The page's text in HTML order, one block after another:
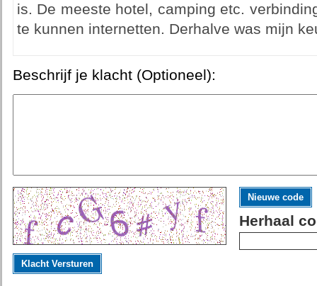
is. De meeste hotel, camping etc.
te kunnen internetten. Derhalve was mijn
Beschrijf je klacht (Optioneel):
Nieuwe code
Herhaal
Klacht Versturen